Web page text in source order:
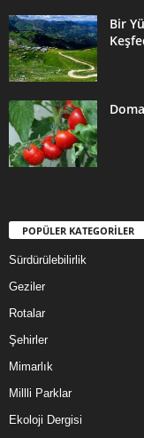
Bir
POPÜLER KATEGORİLER
Sürdürülebilirlik
Geziler
Rotalar
Şehirler
Mimarlık
Millli Parklar
Ekoloji Dergisi